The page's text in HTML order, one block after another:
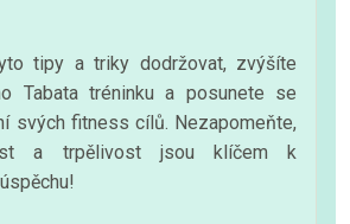
tipy a triky dodržovat, zvýšíte
Tabata tréninku a posunete se
svých fitness cílů. Nezapomeňte,
a trpělivost jsou klíčem k